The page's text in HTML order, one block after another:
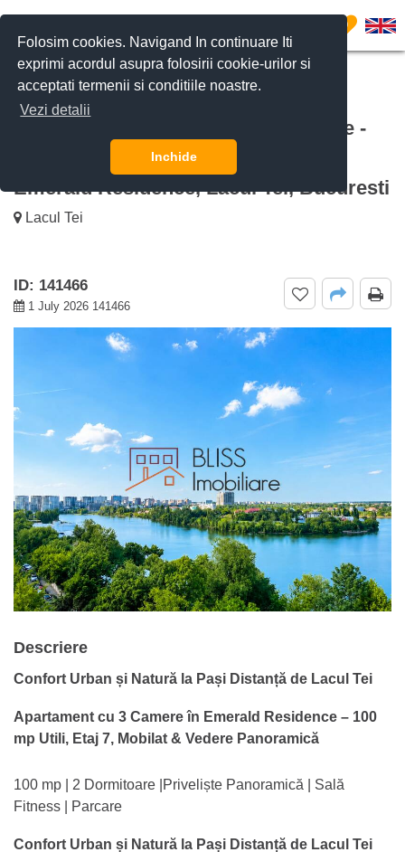
Folosim cookies. Navigand In continuare Iti
exprimi acordul asupra folosirii cookie-urilor si
acceptati termenii si conditiile noastre.
Vezi detalii
Inchide
0
De vanzare Apartament cu 3 Camere -
Priveliște Panoramică și Parcare
Emerald Residence, Lacul Tei, Bucuresti
Lacul Tei
ID: 141466
1 July 2026 141466
Descriere
Confort Urban și Natură la Pași Distanță de Lacul Tei
Apartament cu 3 Camere în Emerald Residence – 100
mp Utili, Etaj 7, Mobilat & Vedere Panoramică
100 mp | 2 Dormitoare |Priveliște Panoramică | Sală
Fitness | Parcare
Confort Urban și Natură la Pași Distanță de Lacul Tei
CERE DETALII SUNĂ-NE